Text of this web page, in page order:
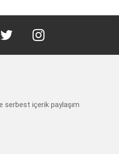
serbest içerik paylaşım